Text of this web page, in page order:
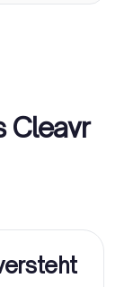
Cleavr